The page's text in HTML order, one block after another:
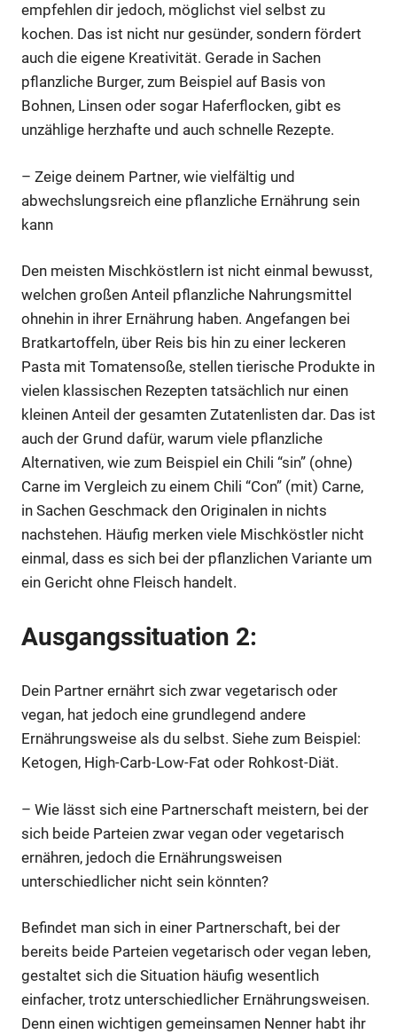
empfehlen dir jedoch, möglichst viel selbst zu
kochen. Das ist nicht nur gesünder, sondern fördert
auch die eigene Kreativität. Gerade in Sachen
pflanzliche Burger, zum Beispiel auf Basis von
Bohnen, Linsen oder sogar Haferflocken, gibt es
unzählige herzhafte und auch schnelle Rezepte.
– Zeige deinem Partner, wie vielfältig und
abwechslungsreich eine pflanzliche Ernährung sein
kann
Den meisten Mischköstlern ist nicht einmal bewusst,
welchen großen Anteil pflanzliche Nahrungsmittel
ohnehin in ihrer Ernährung haben. Angefangen bei
Bratkartoffeln, über Reis bis hin zu einer leckeren
Pasta mit Tomatensoße, stellen tierische Produkte in
vielen klassischen Rezepten tatsächlich nur einen
kleinen Anteil der gesamten Zutatenlisten dar. Das ist
auch der Grund dafür, warum viele pflanzliche
Alternativen, wie zum Beispiel ein Chili “sin” (ohne)
Carne im Vergleich zu einem Chili “Con” (mit) Carne,
in Sachen Geschmack den Originalen in nichts
nachstehen. Häufig merken viele Mischköstler nicht
einmal, dass es sich bei der pflanzlichen Variante um
ein Gericht ohne Fleisch handelt.
Ausgangssituation 2:
Dein Partner ernährt sich zwar vegetarisch oder
vegan, hat jedoch eine grundlegend andere
Ernährungsweise als du selbst. Siehe zum Beispiel:
Ketogen, High-Carb-Low-Fat oder Rohkost-Diät.
– Wie lässt sich eine Partnerschaft meistern, bei der
sich beide Parteien zwar vegan oder vegetarisch
ernähren, jedoch die Ernährungsweisen
unterschiedlicher nicht sein könnten?
Befindet man sich in einer Partnerschaft, bei der
bereits beide Parteien vegetarisch oder vegan leben,
gestaltet sich die Situation häufig wesentlich
einfacher, trotz unterschiedlicher Ernährungsweisen.
Denn einen wichtigen gemeinsamen Nenner habt ihr